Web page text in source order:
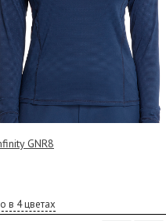
GNR8
в 4 цветах